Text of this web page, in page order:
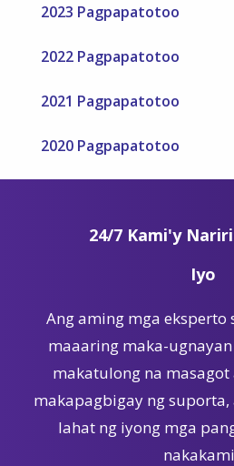
2023 Pagpapatotoo
2022 Pagpapatotoo
2021 Pagpapatotoo
2020 Pagpapatotoo
24/7 Kami'y
Iyo
Ang aming mga eksperto
maaaring maka-
makatulong na masagot
makapagbigay ng
lahat ng iyong mga